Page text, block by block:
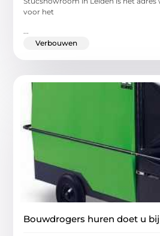
voor het
...
Verbouwen
Bouwdrogers huren doet u